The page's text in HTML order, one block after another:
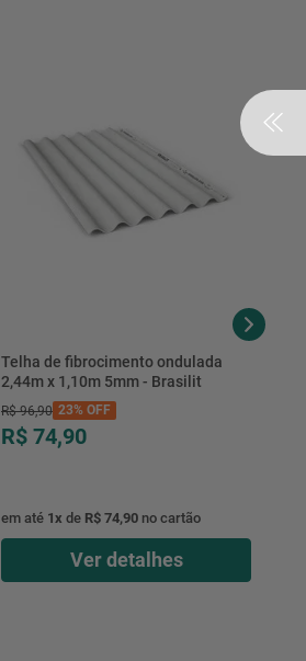
Telha de fibrocimento ondulada
2,44m x 1,10m 5mm - Brasilit
R$ 96,90 23% OFF
R$ 74,90
em até 1x de R$ 74,90 no cartão
Ver detalhes